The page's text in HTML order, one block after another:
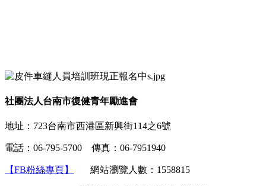
社團法人台南市復健青年勵進會
地址：723台南市西港區新興街114之6號
電話：06-795-5700 傳真：06-7951940
【FB粉絲專頁】 網站瀏覽人數：1558815